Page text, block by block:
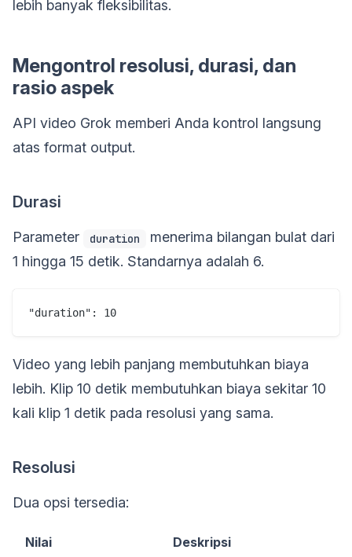
lebih banyak fleksibilitas.
Mengontrol resolusi, durasi, dan
rasio aspek
API video Grok memberi Anda kontrol langsung
atas format output.
Durasi
Parameter duration
menerima bilangan bulat dari
1 hingga 15 detik. Standarnya adalah 6.
Video yang lebih panjang membutuhkan biaya
lebih. Klip 10 detik membutuhkan biaya sekitar 10
kali klip 1 detik pada resolusi yang sama.
Resolusi
Dua opsi tersedia:
Nilai Deskripsi